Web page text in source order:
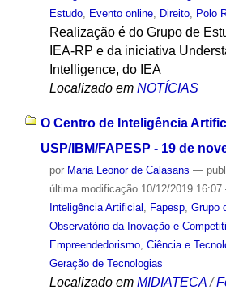
Estudo, Evento online, Direito, Polo
Realização é do Grupo de
IEA-RP e da iniciativa
Intelligence, do IEA
Localizado em NOTÍCIAS
O Centro de Inteligência
USP/IBM/FAPESP - 19 de
por Maria Leonor de Calasans —
última modificação10/12/2019 16:07
Inteligência Artificial , Fapesp, Grupo
Observatório da Inovação e
Empreendedorismo, Ciência e
Geração de Tecnologias
Localizado em MIDIATECA /